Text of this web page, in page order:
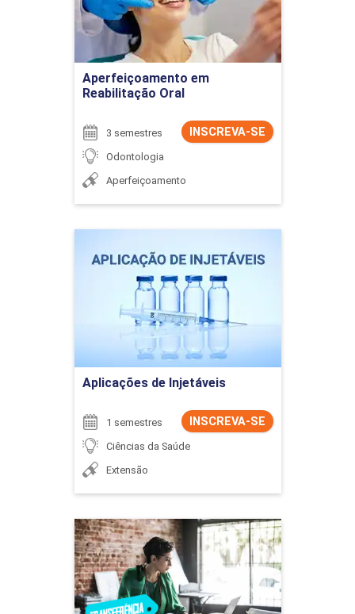
Aperfeiçoamento em
Reabilitação Oral
INSCREVA-SE
3 semestres
Odontologia
Aperfeiçoamento
Ir para Inscrição
Aplicações de Injetáveis
INSCREVA-SE
1 semestres
Ciências da Saúde
Extensão
Aplicações de Injetáveis
Detalhes do curso
Ir para Inscrição
Arquitetura e Urbanismo
Detalhes do curso